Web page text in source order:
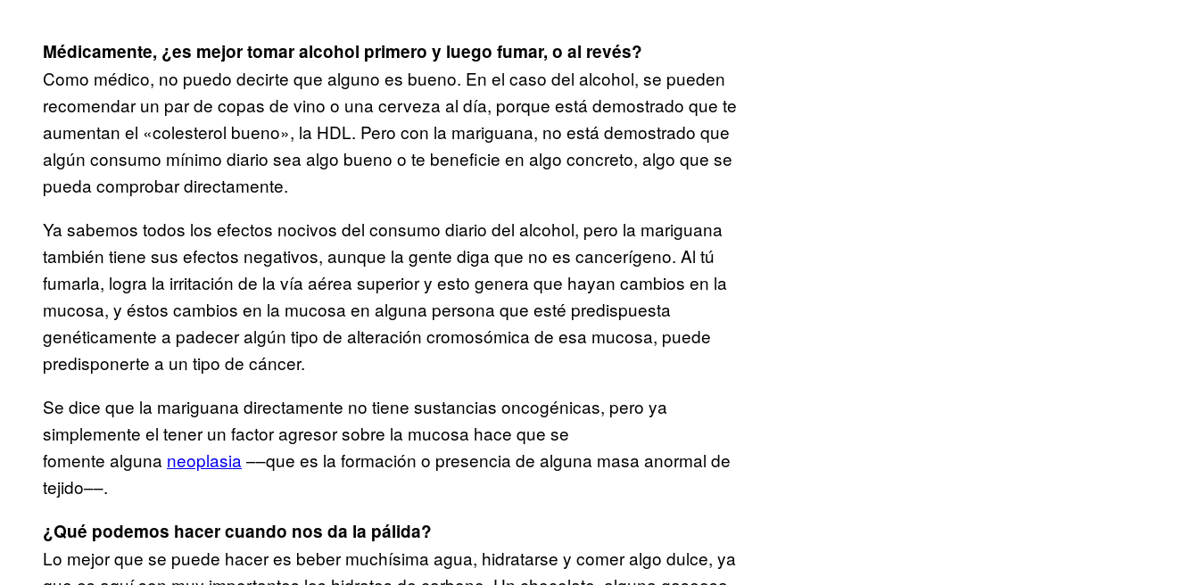
Médicamente, ¿es mejor tomar alcohol primero y luego fumar, o al revés?
Como médico, no puedo decirte que alguno es bueno. En el caso del alcohol, se pueden
recomendar un par de copas de vino o una cerveza al día, porque está demostrado que te
aumentan el «colesterol bueno», la HDL. Pero con la mariguana, no está demostrado que
algún consumo mínimo diario sea algo bueno o te beneficie en algo concreto, algo que se
pueda comprobar directamente.
Ya sabemos todos los efectos nocivos del consumo diario del alcohol, pero la mariguana
también tiene sus efectos negativos, aunque la gente diga que no es cancerígeno. Al tú
fumarla, logra la irritación de la vía aérea superior y esto genera que hayan cambios en la
mucosa, y éstos cambios en la mucosa en alguna persona que esté predispuesta
genéticamente a padecer algún tipo de alteración cromosómica de esa mucosa, puede
predisponerte a un tipo de cáncer.
Se dice que la mariguana directamente no tiene sustancias oncogénicas, pero ya
simplemente el tener un factor agresor sobre la mucosa hace que se
fomente alguna neoplasia ––que es la formación o presencia de alguna masa anormal de
tejido––.
¿Qué podemos hacer cuando nos da la pálida?
Lo mejor que se puede hacer es beber muchísima agua, hidratarse y comer algo dulce, ya